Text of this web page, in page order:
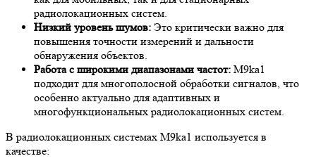
радиолокационных систем.
Низкий уровень шумов: Это критически важно для
повышения точности измерений и дальности
обнаружения объектов.
Работа с широкими диапазонами частот: M9ka1
подходит для многополосной обработки сигналов, что
особенно актуально для адаптивных и
многофункциональных радиолокационных систем.
В радиолокационных системах M9ka1 используется в
качестве: